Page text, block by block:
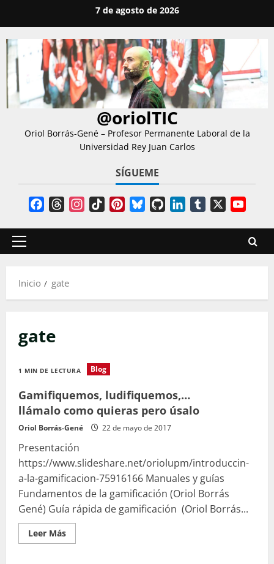
contenido
7 de agosto de 2026
@oriolTIC
Oriol Borrás-Gené – Profesor Permanente Laboral de la
Universidad Rey Juan Carlos
SÍGUEME
FacebookThreadsInstagram
TikTokPinterestBlueskyGitHubLinkedInTumblr
Menú
Inicio
gate
gate
1 MIN DE LECTURA Blog
Gamifiquemos, ludifiquemos,…
llámalo como quieras pero úsalo
Oriol Borrás-Gené 22 de mayo de 2017
Presentación
https://www.slideshare.net/oriolupm/introduccin-
a-la-gamificacion-75916166 Manuales y guías
Fundamentos de la gamificación (Oriol Borrás
Gené) Guía rápida de gamificación (Oriol Borrás...
Leer MásLeer
más